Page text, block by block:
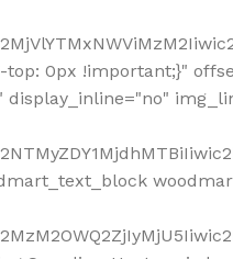
0px !important;}"